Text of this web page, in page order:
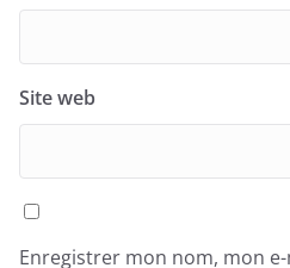
Site web
Enregistrer mon nom, mon